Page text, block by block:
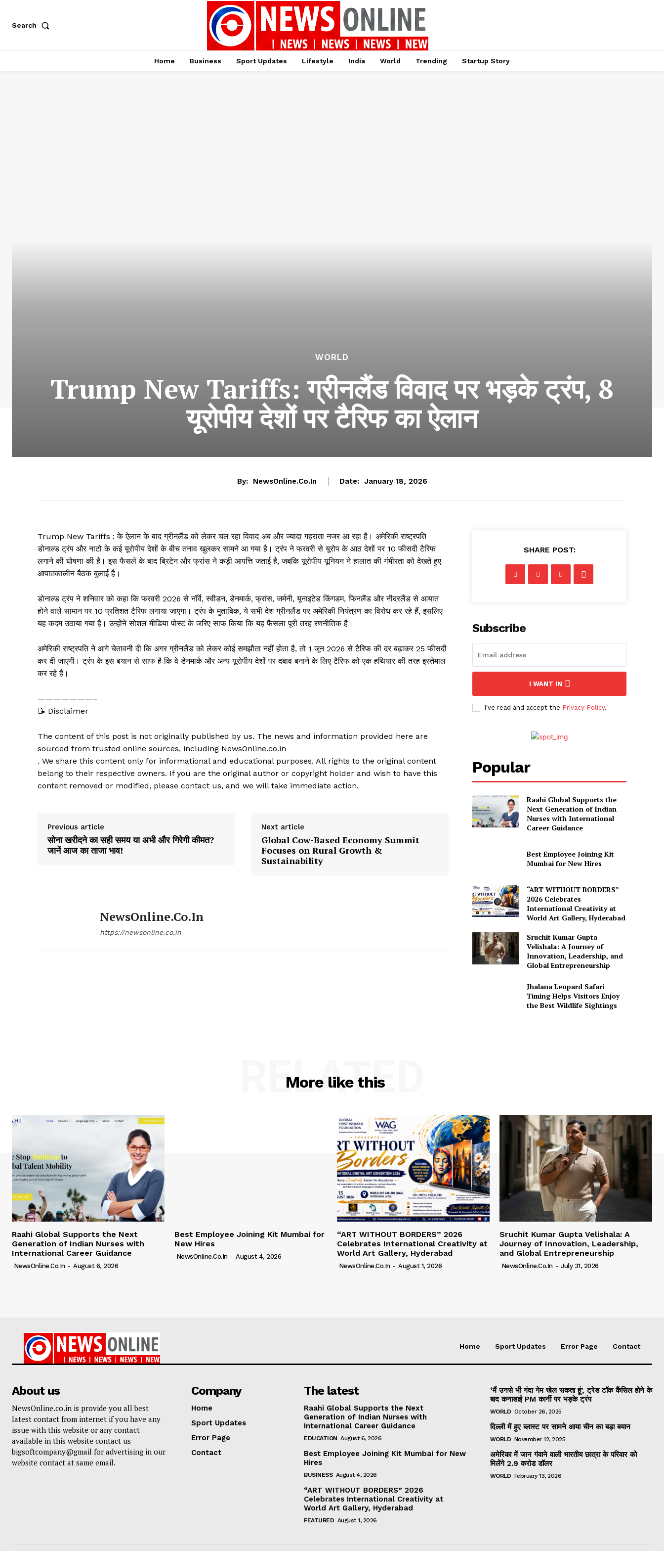
Search
Home Business Sport Updates Lifestyle India World Trending Startup Story
WORLD
Trump New Tariffs: ग्रीनलैंड विवाद पर भड़के ट्रंप, 8
यूरोपीय देशों पर टैरिफ का ऐलान
By: NewsOnline.co.in Date: January 18, 2026
Trump New Tariffs : के ऐलान के बाद ग्रीनलैंड को लेकर चल रहा विवाद अब और ज्यादा गहराता नजर आ रहा है। अमेरिकी राष्ट्रपति
डोनाल्ड ट्रंप और नाटो के कई यूरोपीय देशों के बीच तनाव खुलकर सामने आ गया है। ट्रंप ने फरवरी से यूरोप के आठ देशों पर 10 फीसदी टैरिफ
लगाने की घोषणा की है। इस फैसले के बाद ब्रिटेन और फ्रांस ने कड़ी आपत्ति जताई है, जबकि यूरोपीय यूनियन ने हालात की गंभीरता को देखते हुए
आपातकालीन बैठक बुलाई है।
डोनाल्ड ट्रंप ने शनिवार को कहा कि फरवरी 2026 से नॉर्वे, स्वीडन, डेनमार्क, फ्रांस, जर्मनी, यूनाइटेड किंगडम, फिनलैंड और नीदरलैंड से आयात
होने वाले सामान पर 10 प्रतिशत टैरिफ लगाया जाएगा। ट्रंप के मुताबिक, ये सभी देश ग्रीनलैंड पर अमेरिकी नियंत्रण का विरोध कर रहे हैं, इसलिए
यह कदम उठाया गया है। उन्होंने सोशल मीडिया पोस्ट के जरिए साफ किया कि यह फैसला पूरी तरह रणनीतिक है।
अमेरिकी राष्ट्रपति ने आगे चेतावनी दी कि अगर ग्रीनलैंड को लेकर कोई समझौता नहीं होता है, तो 1 जून 2026 से टैरिफ की दर बढ़ाकर 25 फीसदी
कर दी जाएगी। ट्रंप के इस बयान से साफ है कि वे डेनमार्क और अन्य यूरोपीय देशों पर दबाव बनाने के लिए टैरिफ को एक हथियार की तरह इस्तेमाल
कर रहे हैं।
———————–
📝 Disclaimer
The content of this post is not originally published by us. The news and information provided here are
sourced from trusted online sources, including NewsOnline.co.in
. We share this content only for informational and educational purposes. All rights to the original content
belong to their respective owners. If you are the original author or copyright holder and wish to have this
content removed or modified, please contact us, and we will take immediate action.
Previous article
सोना खरीदने का सही समय या अभी और गिरेगी कीमत?
जानें आज का ताजा भाव!
Next article
Global Cow-Based Economy Summit
Focuses on Rural Growth &
Sustainability
NewsOnline.co.in
https://newsonline.co.in
SHARE POST:
Subscribe
I WANT IN
I've read and accept the Privacy Policy.
Popular
Raahi Global Supports the
Next Generation of Indian
Nurses with International
Career Guidance
Best Employee Joining Kit
Mumbai for New Hires
“ART WITHOUT BORDERS”
2026 Celebrates
International Creativity at
World Art Gallery, Hyderabad
Sruchit Kumar Gupta
Velishala: A Journey of
Innovation, Leadership, and
Global Entrepreneurship
Jhalana Leopard Safari
Timing Helps Visitors Enjoy
the Best Wildlife Sightings
More like this
RELATED
Raahi Global Supports the Next
Generation of Indian Nurses with
International Career Guidance
NewsOnline.co.in - August 6, 2026
Best Employee Joining Kit Mumbai for
New Hires
NewsOnline.co.in - August 4, 2026
“ART WITHOUT BORDERS” 2026
Celebrates International Creativity at
World Art Gallery, Hyderabad
NewsOnline.co.in - August 1, 2026
Sruchit Kumar Gupta Velishala: A
Journey of Innovation, Leadership,
and Global Entrepreneurship
NewsOnline.co.in - July 31, 2026
Home Sport Updates Error Page Contact
About us
NewsOnline.co.in is provide you all best
latest contact from internet if you have any
issue with this website or any contact
available in this website contact us
bigsoftcompany@gmail for advertising in our
website contact at same email.
Company
Home
Sport Updates
Error Page
Contact
The latest
Raahi Global Supports the Next
Generation of Indian Nurses with
International Career Guidance
EDUCATION August 6, 2026
Best Employee Joining Kit Mumbai for New
Hires
BUSINESS August 4, 2026
“ART WITHOUT BORDERS” 2026
Celebrates International Creativity at
World Art Gallery, Hyderabad
FEATURED August 1, 2026
‘मैं उनसे भी गंदा गेम खेल सकता हूं’, ट्रेड टॉक कैंसिल होने के
बाद कनाडाई PM कार्नी पर भड़के ट्रंप
WORLD October 26, 2025
दिल्ली में हुए ब्लास्ट पर सामने आया चीन का बड़ा बयान
WORLD November 12, 2025
अमेरिका में जान गंवाने वाली भारतीय छात्रा के परिवार को
मिलेंगे 2.9 करोड डॉलर
WORLD February 13, 2026